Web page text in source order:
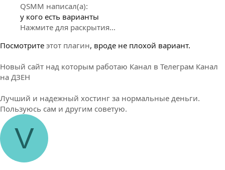
QSMM написал(а):
у кого есть варианты
Нажмите для раскрытия...
Посмотрите этот плагин, вроде не плохой вариант.
Новый сайт над которым работаю Канал в Телеграм Канал
на ДЗЕН
Лучший и надежный хостинг за нормальные деньги.
Пользуюсь сам и другим советую.
V